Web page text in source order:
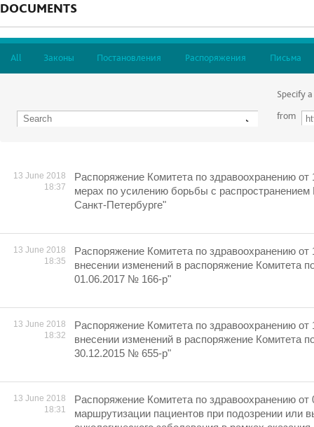
DOCUMENTS
All Законы Постановления Распоряжения Письма
Specify
from
13 June 2018
18:37
Распоряжение Комитета по здравоохранению
мерах по усилению борьбы с
Санкт-Петербурге"
13 June 2018
18:35
Распоряжение Комитета по здравоохранению
внесении изменений в распоряжение Комитета
01.06.2017 № 166-р"
13 June 2018
18:32
Распоряжение Комитета по здравоохранению
внесении изменений в распоряжение Комитета
30.12.2015 № 655-р"
13 June 2018
18:31
Распоряжение Комитета по здравоохранению
маршрутизации пациентов при подозрении или